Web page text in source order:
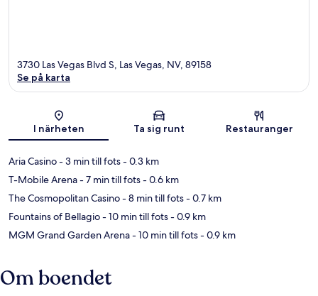
Karta
3730 Las Vegas Blvd S, Las Vegas, NV, 89158
Se på karta
I närheten Ta sig runt Restauranger
Aria Casino- 3 min till fots- 0.3 km
T-Mobile Arena- 7 min till fots- 0.6 km
The Cosmopolitan Casino- 8 min till fots- 0.7 km
Fountains of Bellagio- 10 min till fots- 0.9 km
MGM Grand Garden Arena- 10 min till fots- 0.9 km
Om boendet